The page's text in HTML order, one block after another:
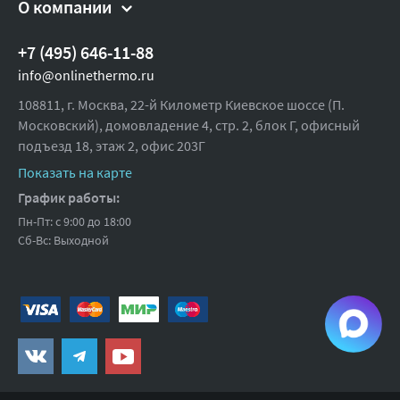
Высота (упак), см:
О компании
+7 (495) 646-11-88
info@onlinethermo.ru
108811, г. Москва, 22-й Километр Киевское шоссе (П.
Московский), домовладение 4, стр. 2, блок Г, офисный
подъезд 18, этаж 2, офис 203Г
Показать на карте
График работы:
Пн-Пт: с 9:00 до 18:00
Сб-Вс: Выходной